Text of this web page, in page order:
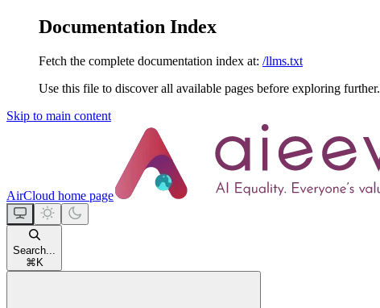
Documentation Index
Fetch the complete documentation index at: /llms.txt
Use this file to discover all available pages before exploring further.
Skip to main content
AirCloud home page
Search...
⌘ K